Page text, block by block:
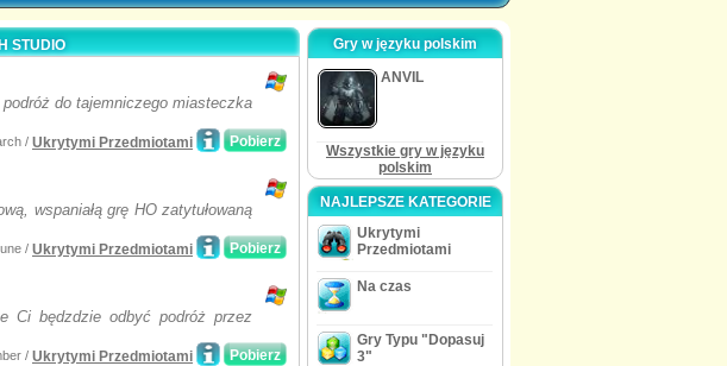
STUDIO
do tajemniczego miasteczka
Pobierz
/ Ukrytymi Przedmiotami
wspaniałą grę HO zatytułowaną
Pobierz
/ Ukrytymi Przedmiotami
Ci będzdzie odbyć podróż przez
Pobierz
/ Ukrytymi Przedmiotami
Gry w języku polskim
ANVIL
Wszystkie gry w języku
polskim
NAJLEPSZE KATEGORIE
Ukrytymi
Przedmiotami
Na czas
Gry Typu "Dopasuj
3"